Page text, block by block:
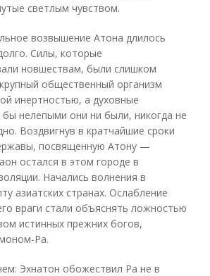
светлым чувством.
возвышение Атона длилось
Силы, которые
новшествам, были слишком
общественный организм
инертностью, а духовные
бы нелепыми они ни были, никогда не
Воздвигнув в кратчайшие сроки
посвященную Атону —
остался в этом городе в
Начались волнения в
азиатских странах. Ослабление
враги стали объяснять ложностью
истинных прежних богов,
Ра.
Эхнатон обожествил Ра не в